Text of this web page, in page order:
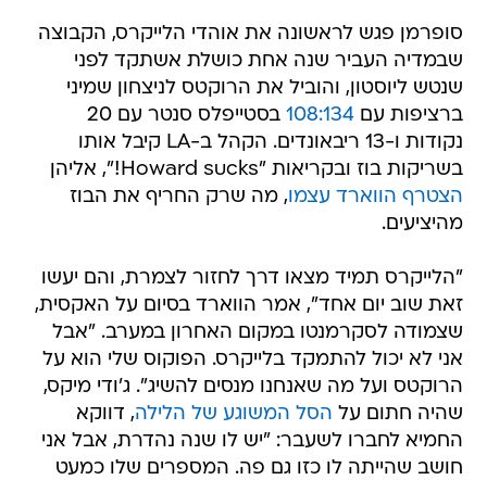
סופרמן פגש לראשונה את אוהדי הלייקרס, הקבוצה
שבמדיה העביר שנה אחת כושלת אשתקד לפני
שנטש ליוסטון, והוביל את הרוקטס לניצחון שמיני
ברציפות עם 108:134
בסטייפלס סנטר עם 20
נקודות ו-13 ריבאונדים. הקהל ב-LA קיבל אותו
בשריקות בוז ובקריאות "Howard sucks!", אליהן
הצטרף הווארד עצמו, מה שרק החריף את הבוז
מהיציעים.
"הלייקרס תמיד מצאו דרך לחזור לצמרת, והם יעשו
זאת שוב יום אחד", אמר הווארד בסיום על האקסית,
שצמודה לסקרמנטו במקום האחרון במערב. "אבל
אני לא יכול להתמקד בלייקרס. הפוקוס שלי הוא על
הרוקטס ועל מה שאנחנו מנסים להשיג". ג'ודי מיקס,
שהיה חתום על הסל המשוגע של הלילה, דווקא
החמיא לחברו לשעבר: "יש לו שנה נהדרת, אבל אני
חושב שהייתה לו כזו גם פה. המספרים שלו כמעט